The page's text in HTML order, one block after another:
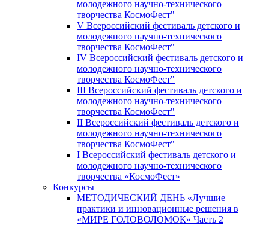
молодежного научно-технического
творчества КосмоФест"
V Всероссийский фестиваль детского и
молодежного научно-технического
творчества КосмоФест"
IV Всероссийский фестиваль детского и
молодежного научно-технического
творчества КосмоФест"
III Всероссийский фестиваль детского и
молодежного научно-технического
творчества КосмоФест"
II Всероссийский фестиваль детского и
молодежного научно-технического
творчества КосмоФест"
I Всероссийский фестиваль детского и
молодежного научно-технического
творчества «КосмоФест»
Конкурсы
МЕТОДИЧЕСКИЙ ДЕНЬ «Лучшие
практики и инновационные решения в
«МИРЕ ГОЛОВОЛОМОК» Часть 2